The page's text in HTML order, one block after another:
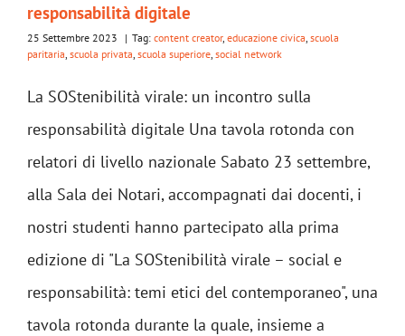
responsabilità digitale
25 Settembre 2023 | Tag: content creator, educazione civica scuola
paritaria scuola privata scuola superiore social network
La SOStenibilità virale: un incontro sulla
responsabilità digitale Una tavola rotonda con
relatori di livello nazionale Sabato 23 settembre,
alla Sala dei Notari, accompagnati dai docenti, i
nostri studenti hanno partecipato alla prima
edizione di "La SOStenibilità virale – social e
responsabilità: temi etici del contemporaneo", una
tavola rotonda durante la quale, insieme a